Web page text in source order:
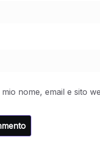
mio nome, email e sito